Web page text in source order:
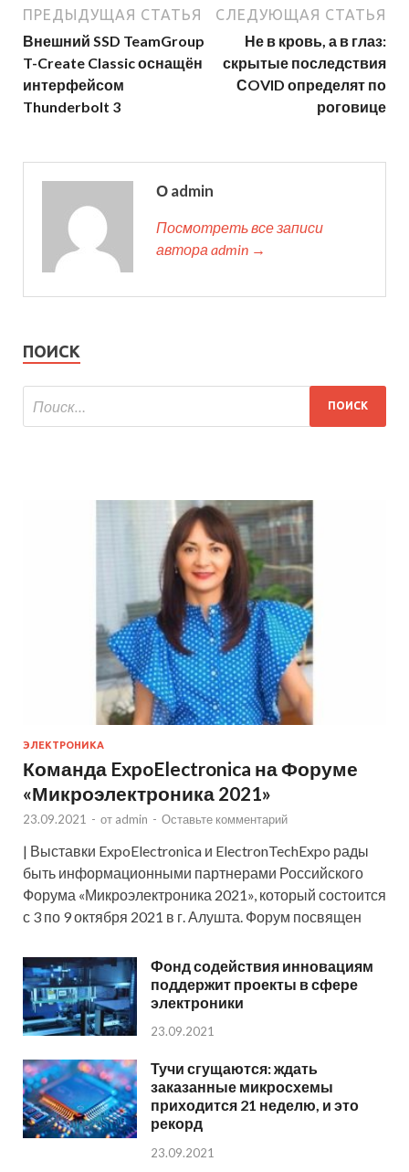
ПРЕДЫДУЩАЯ СТАТЬЯ
Внешний SSD TeamGroup
T-Create Classic оснащён
интерфейсом
Thunderbolt 3
СЛЕДУЮЩАЯ СТАТЬЯ
Не в кровь, а в глаз:
скрытые последствия
СOVID определят по
роговице
О admin
Посмотреть все записи
автора admin →
ПОИСК
ЭЛЕКТРОНИКА
Команда ExpoElectronica на Форуме
«Микроэлектроника 2021»
23.09.2021 - от admin - Оставьте комментарий
| Выставки ExpoElectronica и ElectronTechExpo рады
быть информационными партнерами Российского
Форума «Микроэлектроника 2021», который состоится
с 3 по 9 октября 2021 в г. Алушта. Форум посвящен
Фонд содействия инновациям
поддержит проекты в сфере
электроники
23.09.2021
Тучи сгущаются: ждать
заказанные микросхемы
приходится 21 неделю, и это
рекорд
23.09.2021